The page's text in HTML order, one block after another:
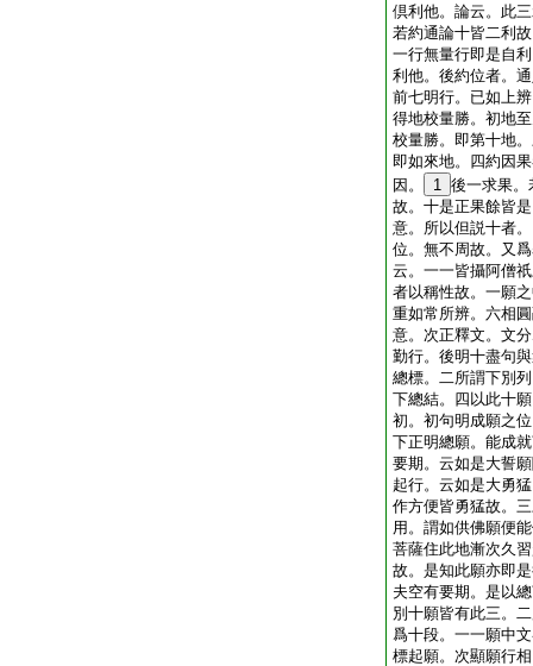
倶利他。論云。此
若約通論十皆二利
一行無量行即是自
利他。後約位者。
前七明行。已如上
得地校量勝。初地
校量勝。即第十地
即如來地。四約因
因。
1 後一求果。
故。十是正果餘皆
意。所以但説十者
位。無不周故。又
云。一一皆攝阿僧
者以稱性故。一願
重如常所辨。六相
意。次正釋文。文
勤行。後明十盡句
總標。二所謂下別
下總結。四以此十
初。初句明成願之
下正明總願。能成
要期。云如是大誓
起行。云如是大勇
作方便皆勇猛故。
用。謂如供佛願便
菩薩住此地漸次久
故。是知此願亦即
夫空有要期。是以
別十願皆有此三。
爲十段。一一願中
標起願。次顯願行